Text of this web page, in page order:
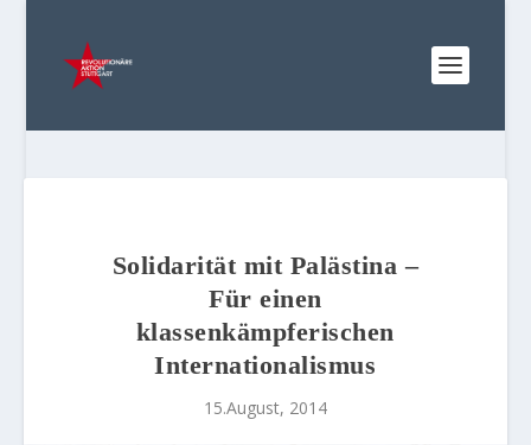
Solidarität mit Palästina –
Für einen
klassenkämpferischen
Internationalismus
15.August, 2014